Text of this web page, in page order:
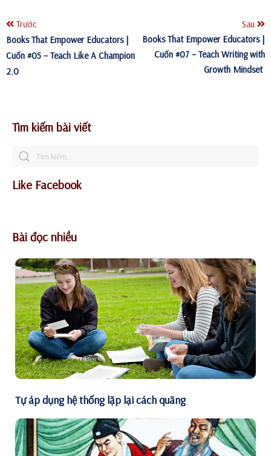
Trước
Books That Empower Educators |
Cuốn #05 – Teach Like A Champion
2.0
Sau
Books That Empower Educators |
Cuốn #07 – Teach Writing with
Growth Mindset
Tìm kiếm bài viết
Like Facebook
Bài đọc nhiều
Tự áp dụng hệ thống lặp lại cách quãng